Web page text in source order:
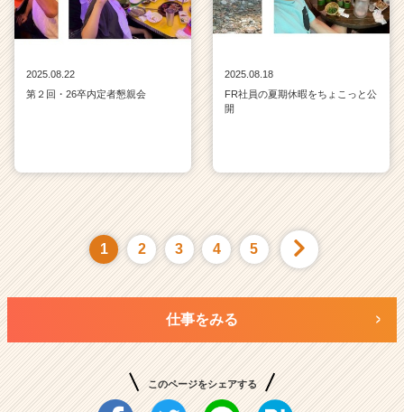
2025.08.22
第２回・26卒内定者懇親会
2025.08.18
FR社員の夏期休暇をちょこっと公
開
1 2 3 4 5
仕事をみる
このページをシェアする